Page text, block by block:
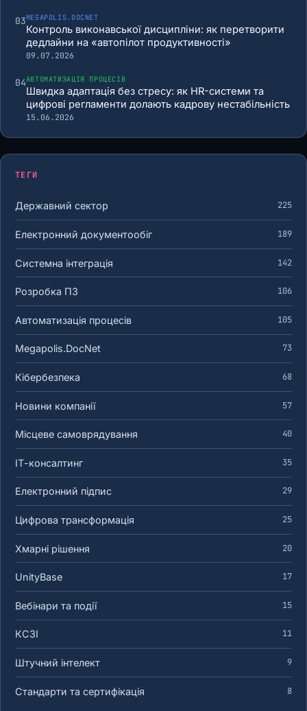
03MEGAPOLIS.DOCNET
Контроль виконавської дисципліни: як перетворити
дедлайни на «автопілот продуктивності»
09.07.2026
04АВТОМАТИЗАЦІЯ ПРОЦЕСІВ
Швидка адаптація без стресу: як HR-системи та
цифрові регламенти долають кадрову нестабільність
15.06.2026
ТЕГИ
Державний сектор 225
Електронний документообіг 189
Системна інтеграція 142
Розробка ПЗ 106
Автоматизація процесів 105
Megapolis.DocNet 73
Кібербезпека 68
Новини компанії 57
Місцеве самоврядування 40
ІТ-консалтинг 35
Електронний підпис 29
Цифрова трансформація 25
Хмарні рішення 20
UnityBase 17
Вебінари та події 15
КСЗІ 11
Штучний інтелект 9
Стандарти та сертифікація 8